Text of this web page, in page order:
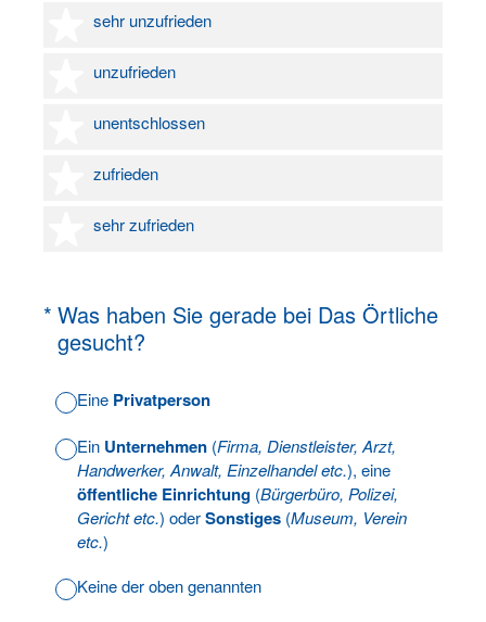
sehr unzufrieden
1 Stern
unzufrieden
2 Sterne
unentschlossen
3 Sterne
zufrieden
4 Sterne
sehr zufrieden
5 Sterne
* Was haben Sie gerade bei Das Örtliche
gesucht?
(Erforderlich.)
Eine Privatperson
Ein Unternehmen (Firma, Dienstleister, Arzt,
Handwerker, Anwalt, Einzelhandel etc.), eine
öffentliche Einrichtung (Bürgerbüro, Polizei,
Gericht etc.) oderSonstiges (Museum, Verein
etc.)
Keine der oben genannten